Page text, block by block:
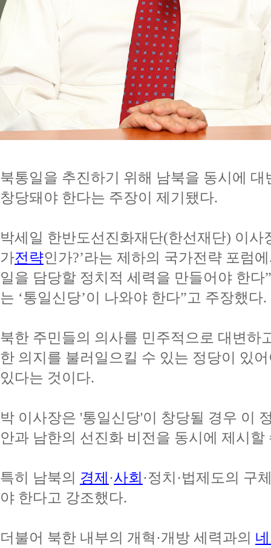
북통일을 추진하기 위해 남북을 동시에 대
창당돼야 한다는 주장이 제기됐다.
박세일 한반도선진화재단(한선재단) 이사
가전략인가?’라는 제하의 국가전략 포럼
일을 담당할 정치적 세력을 만들어야 한
는 ‘통일신당’이 나와야 한다”고 주장했다.
북한 주민들의 의사를 민주적으로 대변하
한 의지를 불러일으킬 수 있는 정당이 있
있다는 것이다.
박 이사장은 '통일신당'이 창당될 경우 이
안과 남한의 선진화 비전을 동시에 제시
특히 남북의 경제 ·사회 ·정치·법제도의 구
야 한다고 강조했다.
더불어 북한 내부의 개혁·개방 세력과의